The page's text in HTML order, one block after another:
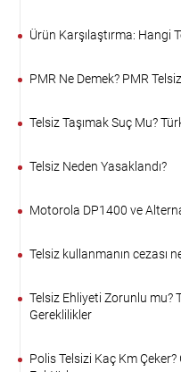
Ürün Karşılaştırma: Hangi
PMR Ne Demek? PMR
Telsiz Taşımak Suç Mu?
Telsiz Neden Yasaklandı?
Motorola DP1400 ve
Telsiz kullanmanın cezası
Telsiz Ehliyeti Zorunlu mu?
Gereklilikler
Polis Telsizi Kaç Km